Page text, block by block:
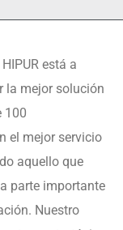
está a
la mejor solución
100
el mejor servicio
aquello que
parte importante
Nuestro